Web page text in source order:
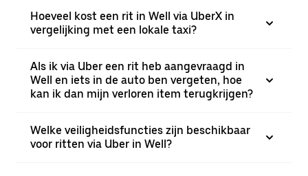
Hoeveel kost een rit in Well via UberX in
vergelijking met een lokale taxi?
Als ik via Uber een rit heb aangevraagd in
Well en iets in de auto ben vergeten, hoe
kan ik dan mijn verloren item terugkrijgen?
Welke veiligheidsfuncties zijn beschikbaar
voor ritten via Uber in Well?